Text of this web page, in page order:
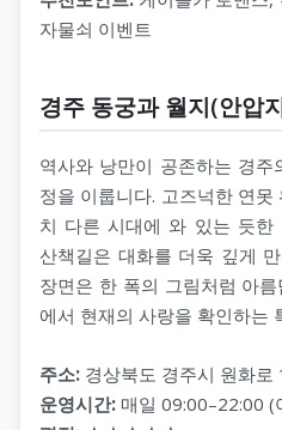
자물쇠 이벤트
경주 동궁과 월지(안압
역사와 낭만이 공존하는 경
정을 이룹니다. 고즈넉한 연
치 다른 시대에 와 있는 듯한
산책길은 대화를 더욱 깊게
장면은 한 폭의 그림처럼 아
에서 현재의 사랑을 확인하는
주소: 경상북도 경주시 원화로
운영시간: 매일 09:00–22:00 (